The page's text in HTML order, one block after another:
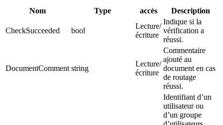
Nom Type accès Description
CheckSucceeded bool
Lecture/
écriture
Indique si la
vérification a
réussi.
DocumentComment string
Lecture/
écriture
Commentaire
ajouté au
document en cas
de routage
réussi.
Identifiant d’un
utilisateur ou
d’un groupe